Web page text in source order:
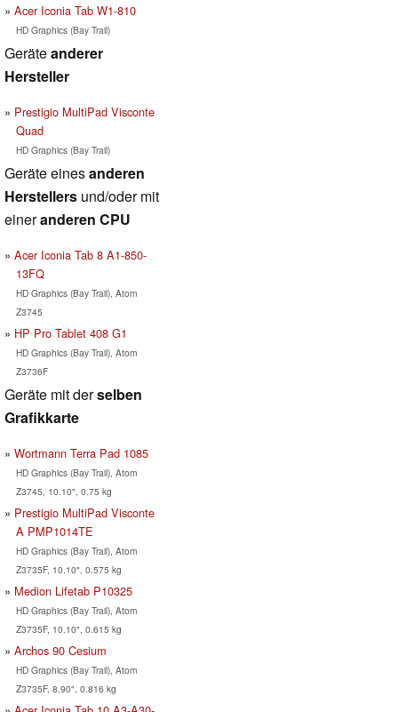
Acer Iconia Tab W1-810
HD Graphics (Bay Trail)
Geräteanderer
Hersteller
Prestigio MultiPad Visconte
Quad
HD Graphics (Bay Trail)
Geräte einesanderen
Herstellers und/oder mit
eineranderen CPU
Acer Iconia Tab 8 A1-850-
13FQ
HD Graphics (Bay Trail), Atom
Z3745
HP Pro Tablet 408 G1
HD Graphics (Bay Trail), Atom
Z3736F
Geräte mit derselben
Grafikkarte
Wortmann Terra Pad 1085
HD Graphics (Bay Trail), Atom
Z3745, 10.10", 0.75 kg
Prestigio MultiPad Visconte
A PMP1014TE
HD Graphics (Bay Trail), Atom
Z3735F, 10.10", 0.575 kg
Medion Lifetab P10325
HD Graphics (Bay Trail), Atom
Z3735F, 10.10", 0.615 kg
Archos 90 Cesium
HD Graphics (Bay Trail), Atom
Z3735F, 8.90", 0.816 kg